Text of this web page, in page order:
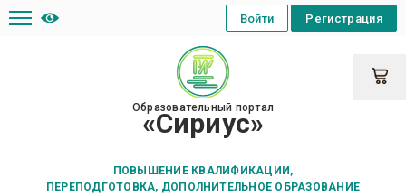
Образовательный портал
«Сириус»
ПОВЫШЕНИЕ КВАЛИФИКАЦИИ,
ПЕРЕПОДГОТОВКА, ДОПОЛНИТЕЛЬНОЕ ОБРАЗОВАНИЕ
Регистрация
Войти